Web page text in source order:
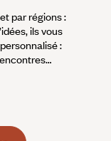
par régions :
ils vous
: